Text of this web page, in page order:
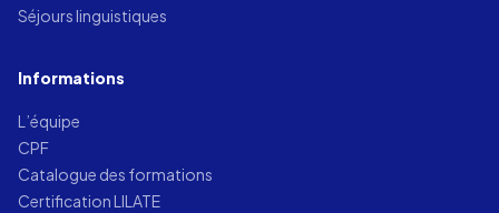
Séjours linguistiques
Informations
L’équipe
CPF
Catalogue des formations
Certification LILATE